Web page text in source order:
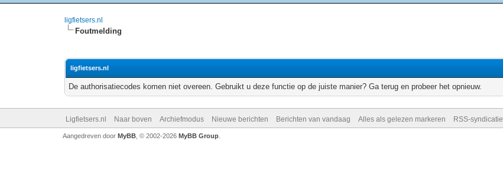
ligfietsers.nl
Foutmelding
ligfietsers.nl
De authorisatiecodes komen niet overeen. Gebruikt u deze functie op de juiste manier? Ga terug en probeer het opnieuw.
Ligfietsers.nl Naar boven Archiefmodus Nieuwe berichten Berichten van vandaag Alles als gelezen markeren RSS-syndicatie
Aangedreven door MyBB, © 2002-2026 MyBB Group.